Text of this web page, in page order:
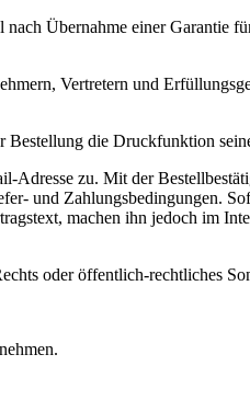
Übernahme einer Garantie
Vertretern und
Bestellung die Druckfunktion
Adresse zu. Mit der
und Zahlungsbedingungen.
machen ihn jedoch im
oder öffentlich-rechtliches